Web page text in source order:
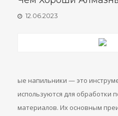
12.06.2023
ые напильники — это
используются для обработки
материалов. Их основным